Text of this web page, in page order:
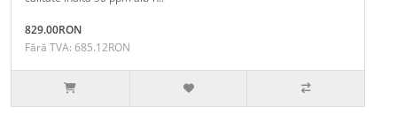
829.00RON
Fără TVA: 685.12RON